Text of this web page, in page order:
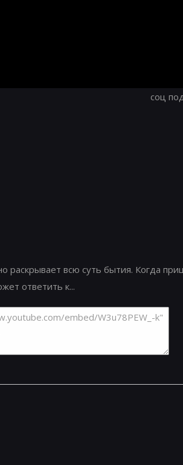
соц
раскрывает всю суть бытия. Когда
ответить к...